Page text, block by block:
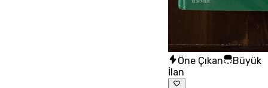
Öne Çıkan
Büyük
İlan